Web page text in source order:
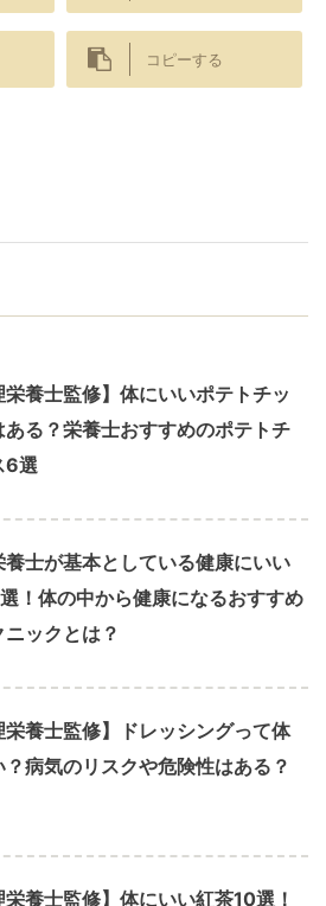
コピーする
栄養士監修】体にいいポテトチッ
ある？栄養士おすすめのポテトチ
6選
養士が基本としている健康にいい
！体の中から健康になるおすすめ
ックとは？
栄養士監修】ドレッシングって体
？病気のリスクや危険性はある？
栄養士監修】体にいい紅茶10選！